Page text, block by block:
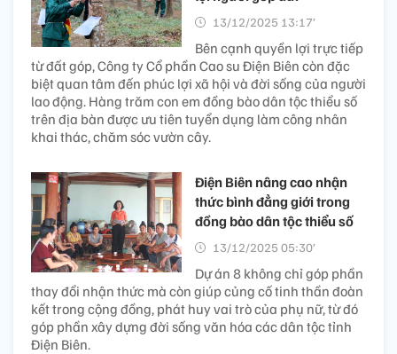
13/12/2025 13:17’
Bên cạnh quyền lợi trực tiếp
từ đất góp, Công ty Cổ phần Cao su Điện Biên còn đặc
biệt quan tâm đến phúc lợi xã hội và đời sống của người
lao động. Hàng trăm con em đồng bào dân tộc thiểu số
trên địa bàn được ưu tiên tuyển dụng làm công nhân
khai thác, chăm sóc vườn cây.
Điện Biên nâng cao nhận
thức bình đẳng giới trong
đồng bào dân tộc thiểu số
13/12/2025 05:30’
Dự án 8 không chỉ góp phần
thay đổi nhận thức mà còn giúp củng cố tinh thần đoàn
kết trong cộng đồng, phát huy vai trò của phụ nữ, từ đó
góp phần xây dựng đời sống văn hóa các dân tộc tỉnh
Điện Biên.